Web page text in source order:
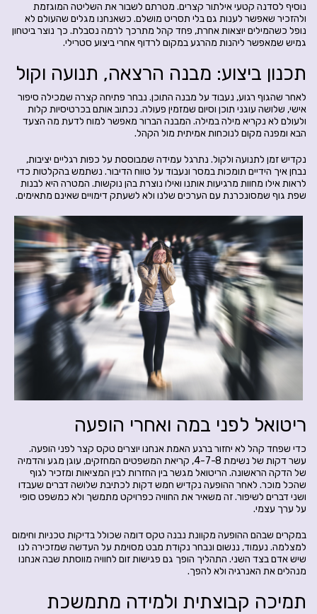
נוסיף לסדנה קטעי אילתור קצרים. מטרתם לשבור את השליטה המוגזמת
ולהזכיר שאפשר לענות גם בלי תסריט מושלם. כשאנחנו מגלים שהעולם לא
נופל כשהמילים יוצאות אחרת, פחד קהל מתרכך לרמה נסבלת. כך נוצר ביטחון
גמיש שמאפשר ליהנות מהרגע במקום לרדוף אחרי ביצוע סטרילי.
תכנון ביצוע: מבנה הרצאה, תנועה וקול
לאחר שהגוף רגוע, נעבוד על מבנה התוכן. נבחר פתיחה קצרה שמכילה סיפור
אישי, שלושה עוגני תוכן וסיום שמזמין פעולה. נכתוב אותם בכרטיסיות קלות
ולעולם לא נקריא מילה במילה. המבנה הברור מאפשר למוח לדעת מה הצעד
הבא ומפנה מקום לנוכחות אמיתית מול הקהל.
נקדיש זמן לתנועה ולקול. נתרגל עמידה שמבוססת על כפות רגליים יציבות,
נבחן איך הידיים תומכות במסר ונעבוד על טווח הדיבור. נשתמש בהקלטות כדי
לראות אילו מחוות מרגיעות אותנו ואילו נוצרת בהן נוקשות. המטרה היא לבנות
שפת גוף שמסונכרנת עם הערכים שלנו ולא לשעתק דימויים שאינם מתאימים.
ריטואל לפני במה ואחרי הופעה
כדי שפחד קהל לא יחזור ברגע האמת אנחנו יוצרים טקס קצר לפני הופעה.
עשר דקות של נשימת 4-7-8, קריאת המשפטים המחזקים, עוגן מגע והדמיה
של הדקה הראשונה. הריטואל מגשר בין החזרות לבין המציאות ומזכיר לגוף
שהכל מוכר. לאחר ההופעה נקדיש חמש דקות לכתיבת שלושה דברים שעבדו
ושני דברים לשיפור. זה משאיר את החוויה כפרויקט מתמשך ולא כמשפט סופי
על ערך עצמי.
במקרים שבהם ההופעה מקוונת נבנה טקס דומה שכולל בדיקות טכניות וחימום
למצלמה. נעמוד, ננשום ונבחר נקודת מבט מסוימת על העדשה שמזכירה לנו
שיש אדם בצד השני. התהליך הופך גם פגישות זום לחוויה מווסתת שבה אנחנו
מנהלים את האנרגיה ולא להפך.
תמיכה קבוצתית ולמידה מתמשכת